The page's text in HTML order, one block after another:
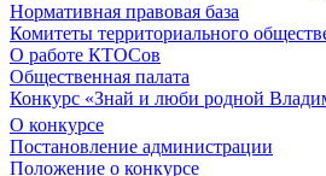
Нормативная правовая база
Комитеты территориального
О работе КТОСов
Общественная палата
Конкурс «Знай и люби родной
О конкурсе
Постановление администрации
Положение о конкурсе